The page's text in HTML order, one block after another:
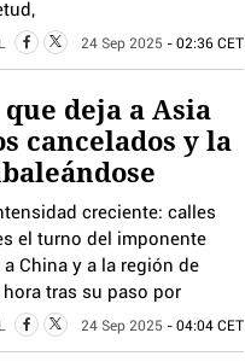
24 Sep 2025 - 02:36 CET
deja a Asia
cancelados y la
creciente: calles
el turno del imponente
China y a la región de
tras su paso por
24 Sep 2025 - 04:04 CET